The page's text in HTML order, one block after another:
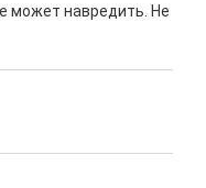
может навредить. Не